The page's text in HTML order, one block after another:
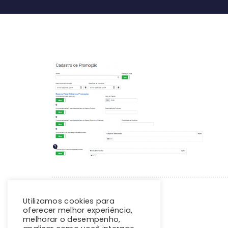
Utilizamos cookies para
oferecer melhor experiência,
melhorar o desempenho,